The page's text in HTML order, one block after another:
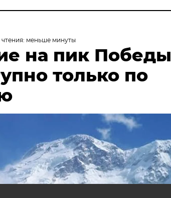
меньше минуты
на пик Победы
только по